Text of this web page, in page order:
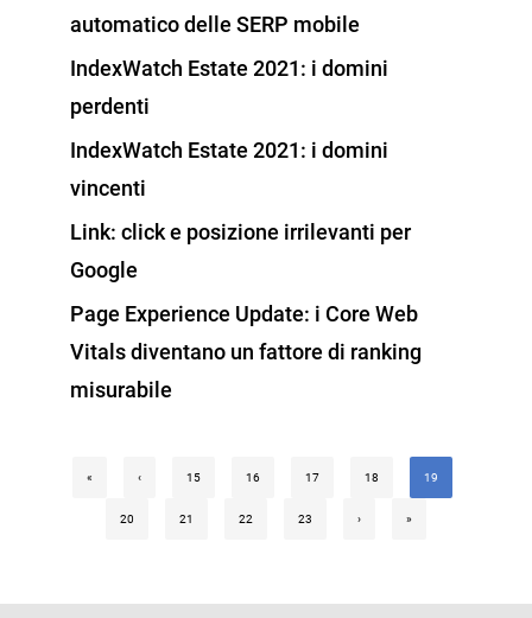
automatico delle SERP mobile
IndexWatch Estate 2021: i domini
perdenti
IndexWatch Estate 2021: i domini
vincenti
Link: click e posizione irrilevanti per
Google
Page Experience Update: i Core Web
Vitals diventano un fattore di ranking
misurabile
« ‹ 15 16 17 18 19
20 21 22 23 › »